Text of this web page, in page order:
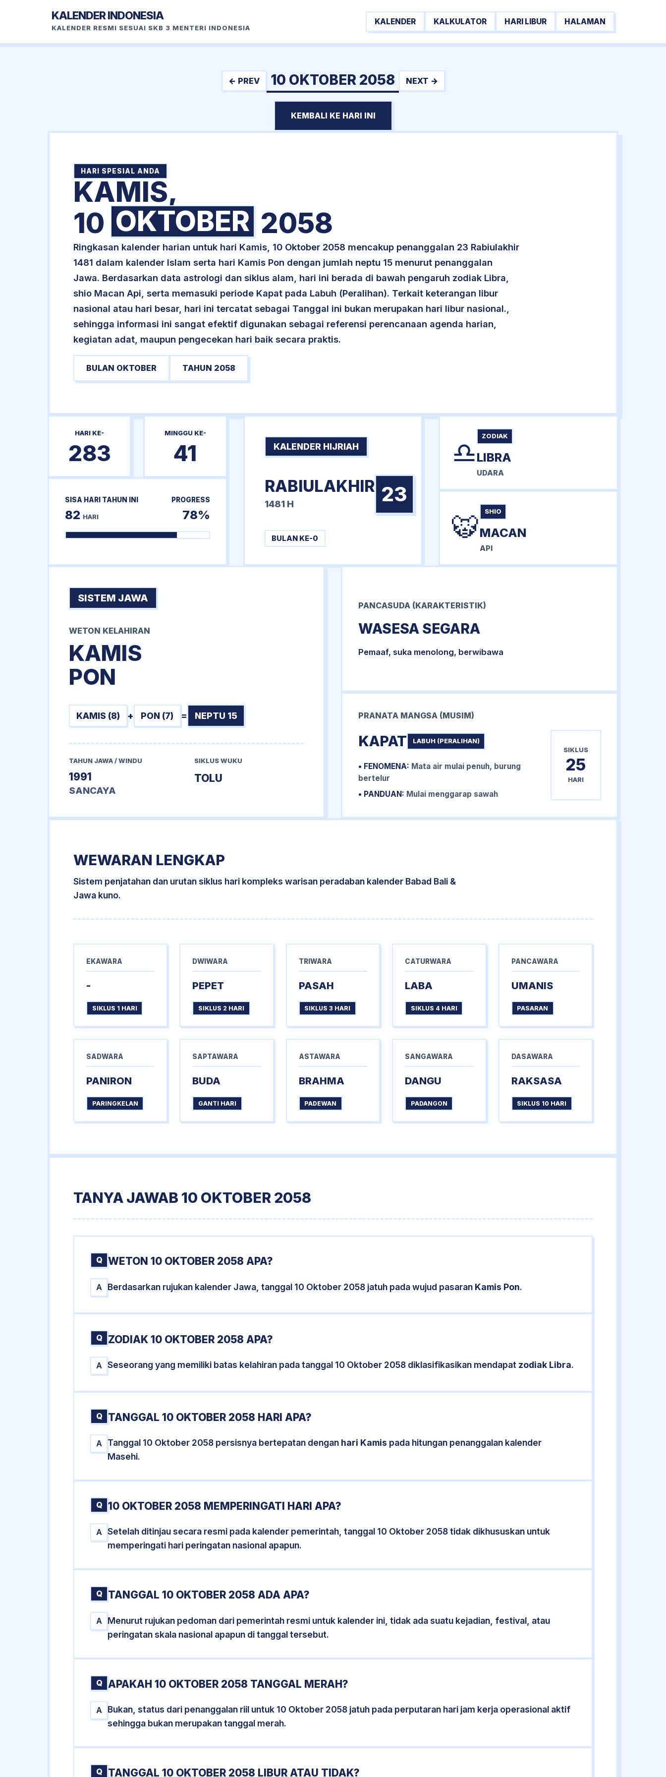
KALENDER INDONESIA
KALENDER RESMI SESUAI SKB 3 MENTERI INDONESIA
KALENDER KALKULATOR HARI LIBUR HALAMAN
← PREV 10 OKTOBER 2058 NEXT →
KEMBALI KE HARI INI
HARI SPESIAL ANDA
KAMIS,
10 OKTOBER 2058
Ringkasan kalender harian untuk hari Kamis, 10 Oktober 2058 mencakup penanggalan 23 Rabiulakhir
1481 dalam kalender Islam serta hari Kamis Pon dengan jumlah neptu 15 menurut penanggalan
Jawa. Berdasarkan data astrologi dan siklus alam, hari ini berada di bawah pengaruh zodiak Libra,
shio Macan Api, serta memasuki periode Kapat pada Labuh (Peralihan). Terkait keterangan libur
nasional atau hari besar, hari ini tercatat sebagai Tanggal ini bukan merupakan hari libur nasional.,
sehingga informasi ini sangat efektif digunakan sebagai referensi perencanaan agenda harian,
kegiatan adat, maupun pengecekan hari baik secara praktis.
BULAN OKTOBER TAHUN 2058
HARI KE-
283
MINGGU KE-
41
SISA HARI TAHUN INI
82 HARI
PROGRESS
78%
KALENDER HIJRIAH
RABIULAKHIR
1481 H 23
BULAN KE-0
♎ ZODIAK
LIBRA
UDARA
🐯 SHIO
MACAN
API
SISTEM JAWA
WETON KELAHIRAN
KAMIS
PON
KAMIS (8) + PON (7) = NEPTU 15
TAHUN JAWA / WINDU
1991
SANCAYA
SIKLUS WUKU
TOLU
PANCASUDA (KARAKTERISTIK)
WASESA SEGARA
Pemaaf, suka menolong, berwibawa
PRANATA MANGSA (MUSIM)
KAPAT LABUH (PERALIHAN)
• FENOMENA: Mata air mulai penuh, burung
bertelur
• PANDUAN: Mulai menggarap sawah
SIKLUS
25
HARI
WEWARAN LENGKAP
Sistem penjatahan dan urutan siklus hari kompleks warisan peradaban kalender Babad Bali &
Jawa kuno.
EKAWARA
-
SIKLUS 1 HARI
DWIWARA
PEPET
SIKLUS 2 HARI
TRIWARA
PASAH
SIKLUS 3 HARI
CATURWARA
LABA
SIKLUS 4 HARI
PANCAWARA
UMANIS
PASARAN
SADWARA
PANIRON
PARINGKELAN
SAPTAWARA
BUDA
GANTI HARI
ASTAWARA
BRAHMA
PADEWAN
SANGAWARA
DANGU
PADANGON
DASAWARA
RAKSASA
SIKLUS 10 HARI
TANYA JAWAB 10 OKTOBER 2058
Q WETON 10 OKTOBER 2058 APA?
A Berdasarkan rujukan kalender Jawa, tanggal 10 Oktober 2058 jatuh pada wujud pasaran Kamis Pon.
Q ZODIAK 10 OKTOBER 2058 APA?
A Seseorang yang memiliki batas kelahiran pada tanggal 10 Oktober 2058 diklasifikasikan mendapat zodiak Libra.
Q TANGGAL 10 OKTOBER 2058 HARI APA?
A Tanggal 10 Oktober 2058 persisnya bertepatan dengan hari Kamis pada hitungan penanggalan kalender
Masehi.
Q 10 OKTOBER 2058 MEMPERINGATI HARI APA?
A Setelah ditinjau secara resmi pada kalender pemerintah, tanggal 10 Oktober 2058 tidak dikhususkan untuk
memperingati hari peringatan nasional apapun.
Q TANGGAL 10 OKTOBER 2058 ADA APA?
A
Menurut rujukan pedoman dari pemerintah resmi untuk kalender ini, tidak ada suatu kejadian, festival, atau
peringatan skala nasional apapun di tanggal tersebut.
Q APAKAH 10 OKTOBER 2058 TANGGAL MERAH?
A
Bukan, status dari penanggalan riil untuk 10 Oktober 2058 jatuh pada perputaran hari jam kerja operasional aktif
sehingga bukan merupakan tanggal merah.
Q TANGGAL 10 OKTOBER 2058 LIBUR ATAU TIDAK?